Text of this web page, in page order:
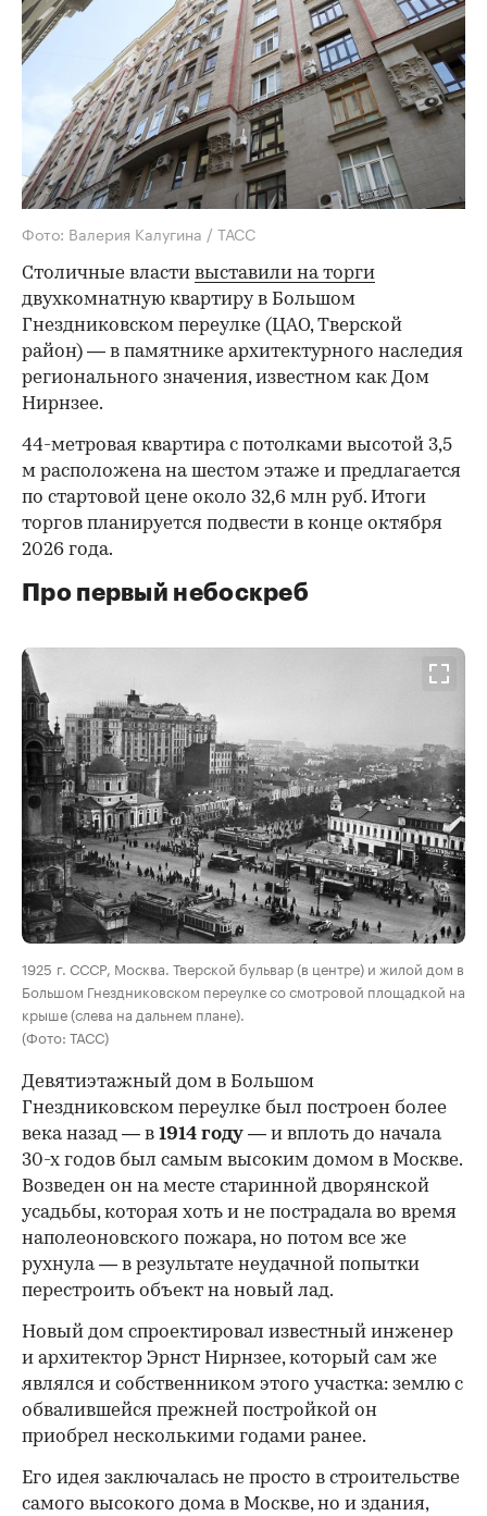
Фото: Валерия Калугина / ТАСС
Столичные власти выставили на торги
двухкомнатную квартиру в Большом
Гнездниковском переулке (ЦАО, Тверской
район) — в памятнике архитектурного наследия
регионального значения, известном как Дом
Нирнзее.
44-метровая квартира с потолками высотой 3,5
м расположена на шестом этаже и предлагается
по стартовой цене около 32,6 млн руб. Итоги
торгов планируется подвести в конце октября
2026 года.
Про первый небоскреб
00:00 / 00:00
1925 г. СССР, Москва. Тверской бульвар (в центре) и жилой дом в
Большом Гнездниковском переулке со смотровой площадкой на
крыше (слева на дальнем плане).
(Фото: ТАСС)
Девятиэтажный дом в Большом
Гнездниковском переулке был построен более
века назад — в 1914 году — и вплоть до начала
30-х годов был самым высоким домом в Москве.
Возведен он на месте старинной дворянской
усадьбы, которая хоть и не пострадала во время
наполеоновского пожара, но потом все же
рухнула — в результате неудачной попытки
перестроить объект на новый лад.
Новый дом спроектировал известный инженер
и архитектор Эрнст Нирнзее, который сам же
являлся и собственником этого участка: землю с
обвалившейся прежней постройкой он
приобрел несколькими годами ранее.
Его идея заключалась не просто в строительстве
самого высокого дома в Москве, но и здания,